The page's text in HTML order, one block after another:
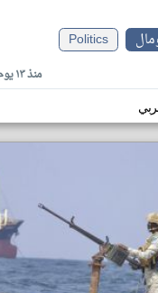
Politics
منذ ١٣ يوم